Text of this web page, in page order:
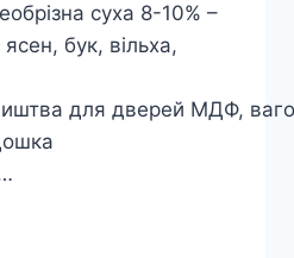
суха 8-10% –
бук, вільха,
для дверей МДФ,